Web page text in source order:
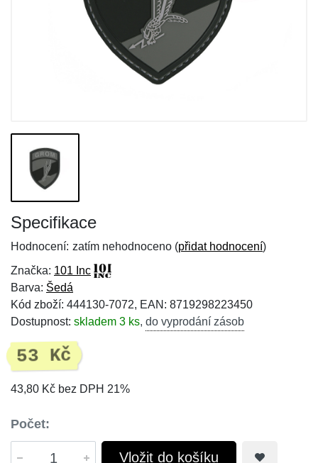
Specifikace
Hodnocení: zatím nehodnoceno (přidat hodnocení)
Značka: 101 Inc
Barva: Šedá
Kód zboží: 444130-7072, EAN: 8719298223450
Dostupnost: skladem 3 ks, do vyprodání zásob
53 Kč
43,80 Kč bez DPH 21%
Počet:
Vložit do košíku